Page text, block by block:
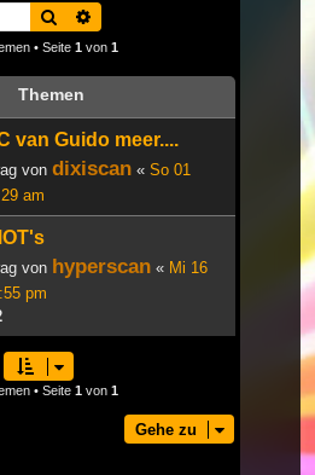
Suche
• Seite 1 von 1
Themen
van Guido meer....
von dixiscan « So 01
am
von hyperscan « Mi 16
pm
• Seite 1 von 1
Gehe zu